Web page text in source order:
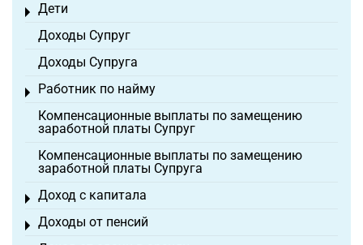
Дети
Toggle menu
Доходы Супруг
Доходы Супруга
Работник по найму
Toggle menu
Компенсационные выплаты по замещению
заработной платы Супруг
Компенсационные выплаты по замещению
заработной платы Супруга
Доход с капитала
Toggle menu
Доходы от пенсий
Toggle menu